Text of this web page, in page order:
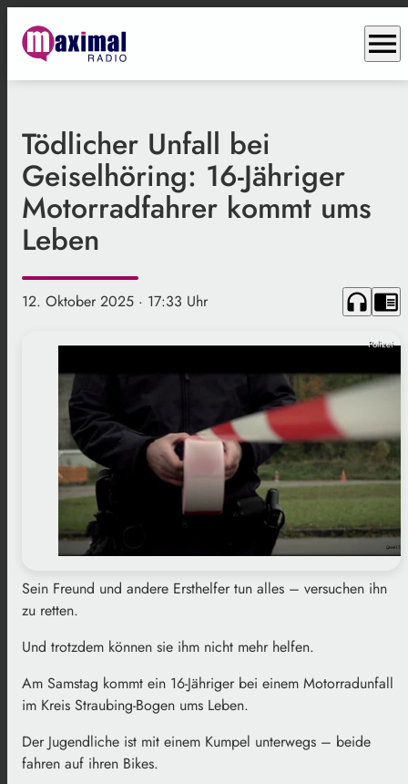
menu
Tödlicher Unfall bei
Geiselhöring: 16-Jähriger
Motorradfahrer kommt ums
Leben
12. Oktober 2025 · 17:33 Uhr headphones chrome_reader_mode
Polizei
Sein Freund und andere Ersthelfer tun alles – versuchen ihn
zu retten.
Und trotzdem können sie ihm nicht mehr helfen.
Am Samstag kommt ein 16-Jähriger bei einem Motorradunfall
im Kreis Straubing-Bogen ums Leben.
Der Jugendliche ist mit einem Kumpel unterwegs – beide
fahren auf ihren Bikes.